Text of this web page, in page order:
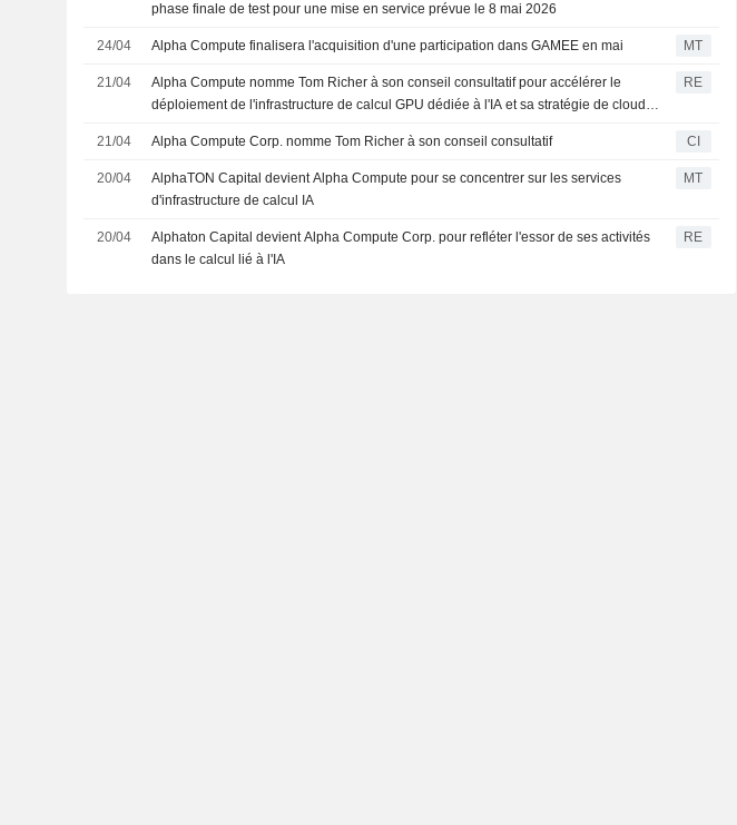
phase finale de test pour une mise en service prévue le 8 mai 2026
24/04 Alpha Compute finalisera l'acquisition d'une participation dans GAMEE en mai MT
21/04
Alpha Compute nomme Tom Richer à son conseil consultatif pour accélérer le
déploiement de l'infrastructure de calcul GPU dédiée à l'IA et sa stratégie de cloud
RE
21/04 Alpha Compute Corp. nomme Tom Richer à son conseil consultatif CI
20/04
AlphaTON Capital devient Alpha Compute pour se concentrer sur les services
d'infrastructure de calcul IA
MT
20/04
Alphaton Capital devient Alpha Compute Corp. pour refléter l'essor de ses activités
dans le calcul lié à l'IA
RE